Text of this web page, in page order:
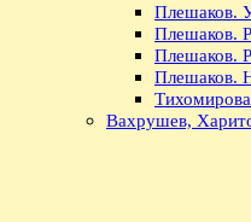
Плешаков.
Плешаков.
Плешаков.
Плешаков.
Вахрушев,